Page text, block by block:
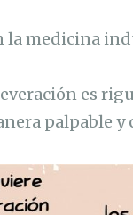
la medicina
es
palpable y